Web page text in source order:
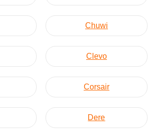
Chuwi
Clevo
Corsair
Dere